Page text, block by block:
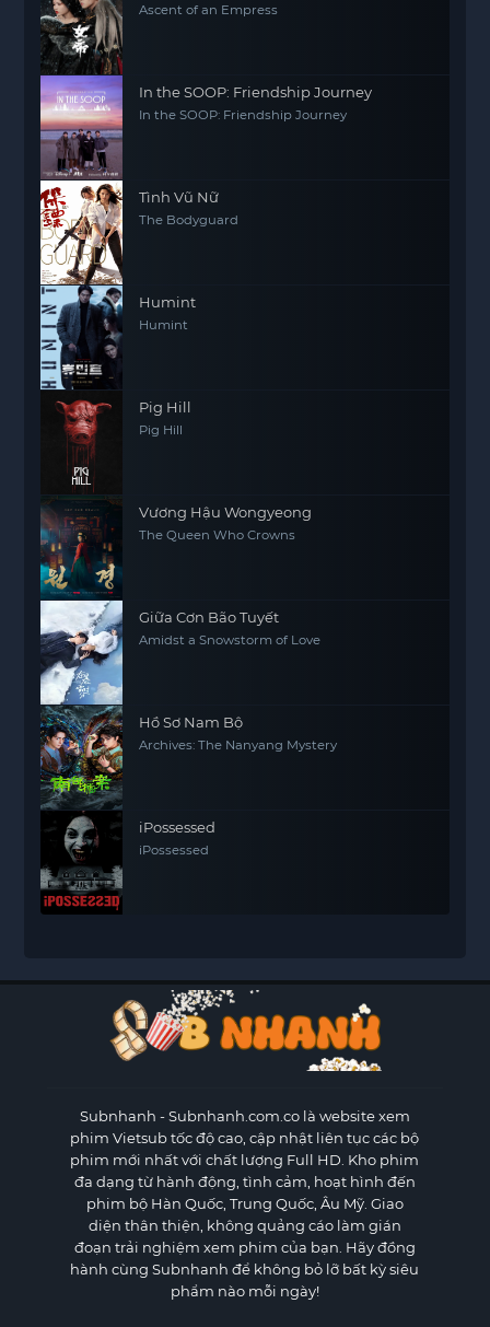
Ascent of an Empress
In the SOOP: Friendship Journey
In the SOOP: Friendship Journey
Tình Vũ Nữ
The Bodyguard
Humint
Humint
Pig Hill
Pig Hill
Vương Hậu Wongyeong
The Queen Who Crowns
Giữa Cơn Bão Tuyết
Amidst a Snowstorm of Love
Hồ Sơ Nam Bộ
Archives: The Nanyang Mystery
iPossessed
iPossessed
Subnhanh - Subnhanh.com.co là website xem
phim Vietsub tốc độ cao, cập nhật liên tục các bộ
phim mới nhất với chất lượng Full HD. Kho phim
đa dạng từ hành động, tình cảm, hoạt hình đến
phim bộ Hàn Quốc, Trung Quốc, Âu Mỹ. Giao
diện thân thiện, không quảng cáo làm gián
đoạn trải nghiệm xem phim của bạn. Hãy đồng
hành cùng Subnhanh để không bỏ lỡ bất kỳ siêu
phẩm nào mỗi ngày!